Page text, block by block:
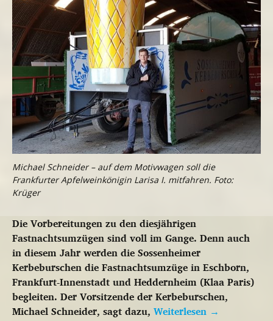
Michael Schneider – auf dem Motivwagen soll die
Frankfurter Apfelweinkönigin Larisa I. mitfahren. Foto:
Krüger
Die Vorbereitungen zu den diesjährigen
Fastnachtsumzügen sind voll im Gange. Denn auch
in diesem Jahr werden die Sossenheimer
Kerbeburschen die Fastnachtsumzüge in Eschborn,
Frankfurt-Innenstadt und Heddernheim (Klaa Paris)
begleiten. Der Vorsitzende der Kerbeburschen,
Michael Schneider, sagt dazu, Weiterlesen →